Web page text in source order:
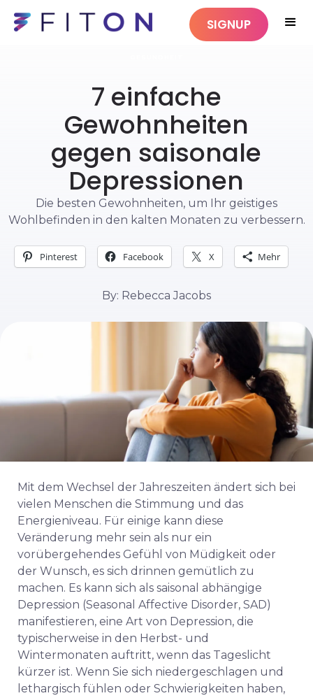
SIGNUP
7 einfache
Gewohnheiten
gegen saisonale
Depressionen
Die besten Gewohnheiten, um Ihr geistiges
Wohlbefinden in den kalten Monaten zu verbessern.
Pinterest Facebook X Mehr
By: Rebecca Jacobs
Mit dem Wechsel der Jahreszeiten ändert sich bei
vielen Menschen die Stimmung und das
Energieniveau. Für einige kann diese
Veränderung mehr sein als nur ein
vorübergehendes Gefühl von Müdigkeit oder
der Wunsch, es sich drinnen gemütlich zu
machen. Es kann sich als saisonal abhängige
Depression (Seasonal Affective Disorder, SAD)
manifestieren, eine Art von Depression, die
typischerweise in den Herbst- und
Wintermonaten auftritt, wenn das Tageslicht
kürzer ist. Wenn Sie sich niedergeschlagen und
lethargisch fühlen oder Schwierigkeiten haben,